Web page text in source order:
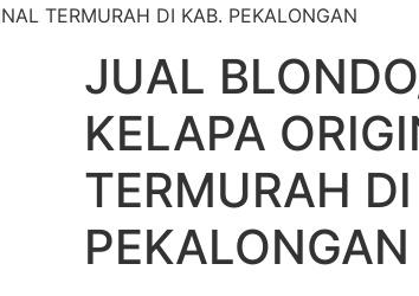
TERMURAH DI KAB. PEKALONGAN
JUAL
KELAPA
TERMURAH
PEKALONGAN